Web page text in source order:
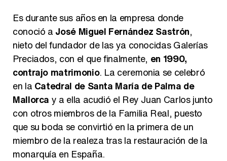
Es durante sus años en la empresa donde
conoció a José Miguel Fernández Sastrón,
nieto del fundador de las ya conocidas Galerías
Preciados, con el que finalmente, en 1990,
contrajo matrimonio. La ceremonia se celebró
en la Catedral de Santa María de Palma de
Mallorca y a ella acudió el Rey Juan Carlos junto
con otros miembros de la Familia Real, puesto
que su boda se convirtió en la primera de un
miembro de la realeza tras la restauración de la
monarquía en España.